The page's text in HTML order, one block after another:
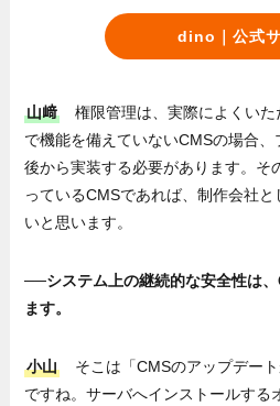
dino｜公式
山﨑 権限管理は、実際によくいた
で機能を備えていないCMSの場合
後から実装する必要があります。そ
っているCMSであれば、制作会社
いと思います。
──システム上の継続的な安全性は
ます。
小山
そこは「CMSのアップデー
ですね。サーバへインストールする